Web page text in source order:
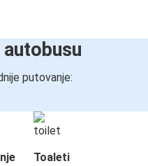
putovanje:
Toaleti